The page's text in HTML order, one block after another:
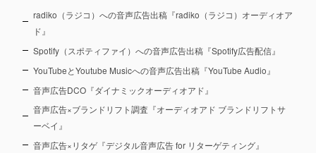
radiko（ラジコ）への音声広告出稿『radiko（ラジコ）オーディオア
ド』
Spotify（スポティファイ）への音声広告出稿『Spotify広告配信』
YouTubeとYoutube Musicへの音声広告出稿『YouTube Audio』
音声広告DCO『ダイナミックオーディオアド』
音声広告×ブランドリフト調査『オーディオアド ブランドリフトサ
ーベイ』
音声広告×リタゲ『デジタル音声広告 for リターゲティング』